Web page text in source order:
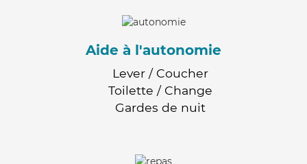
Aide à l'autonomie
Lever / Coucher
Toilette / Change
Gardes de nuit